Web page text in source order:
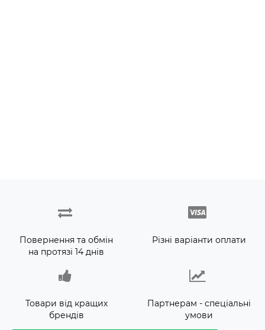
Повернення та обмін
на протязі 14 днів
Різні варіанти оплати
Товари від кращих
брендів
Партнерам - спеціальні
умови